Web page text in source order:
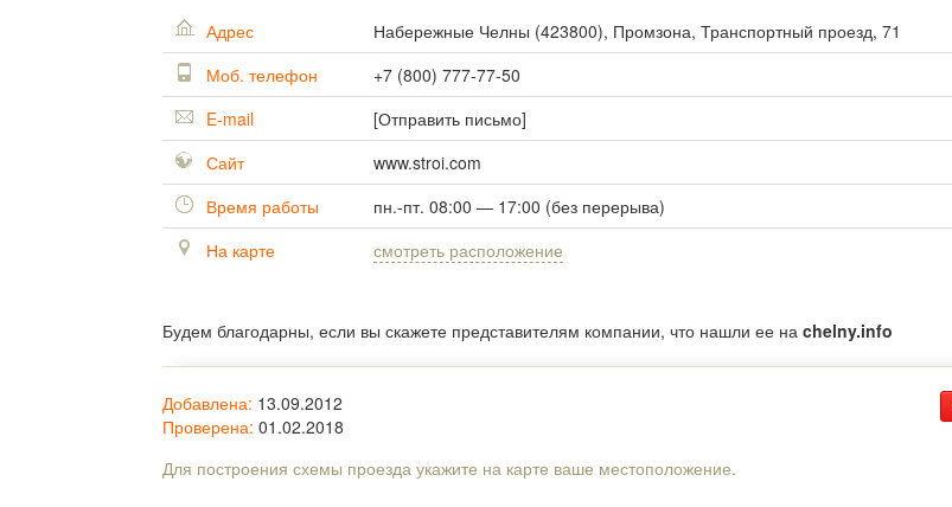
Адрес Набережные Челны (423800), Промзона, Транспортный проезд, 71
Моб. телефон
+7 (800) 777-77-50
E-mail
[Отправить письмо]
Сайт
www.stroi.com
Время работы
пн.-пт. 08:00 — 17:00 (без перерыва)
На карте
смотреть расположение
Будем благодарны, если вы скажете представителям компании, что нашли ее на chelny.info
Добавлена: 13.09.2012
Проверена: 01.02.2018
Для построения схемы проезда укажите на карте ваше местоположение.